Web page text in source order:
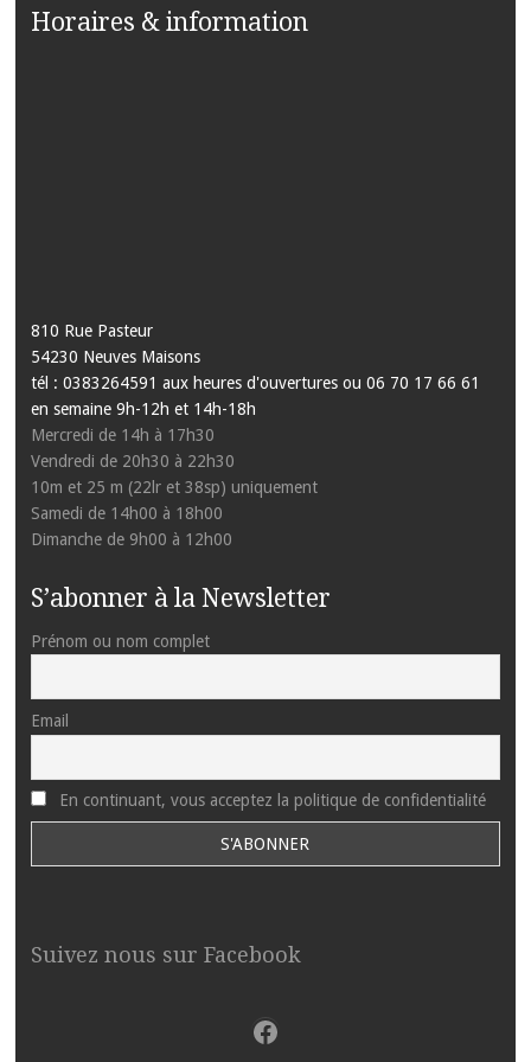
Horaires & information
810 Rue Pasteur
54230 Neuves Maisons
tél : 0383264591 aux heures d'ouvertures ou 06 70 17 66 61
en semaine 9h-12h et 14h-18h
Mercredi de 14h à 17h30
Vendredi de 20h30 à 22h30
10m et 25 m (22lr et 38sp) uniquement
Samedi de 14h00 à 18h00
Dimanche de 9h00 à 12h00
S’abonner à la Newsletter
Prénom ou nom complet
Email
En continuant, vous acceptez la politique de confidentialité
Suivez nous sur Facebook
Facebook